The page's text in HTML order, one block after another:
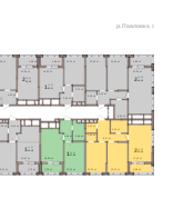
м² 1,60 м²
6,25 м²
13,05 м² 14,22 м²
11,31 м²
1,84 м²
3,93 м²
13,50 м² 13,49 м² 1,84 м²
21,55 м²
2,85 м²
5,24 м²
17,12 м²
1,84 м²
12,47 м²
12,34 м²
1,65 м²
2,07 м²
8,11 м²
4,45 м²
4,40 м²
1,72 м² 12,47 м²
15,47 м²
1,72 м²
4,22 м² 4,40 м²
12,47 м²
255,35
1 35,01
2 26,99
64,62
259,96
1 37,60
1 12,47
38,28
р. Павловка